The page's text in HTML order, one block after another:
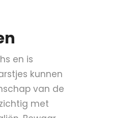
en is
kunnen
van de
met